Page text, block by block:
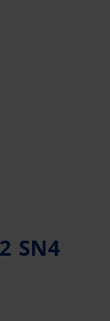
SN4